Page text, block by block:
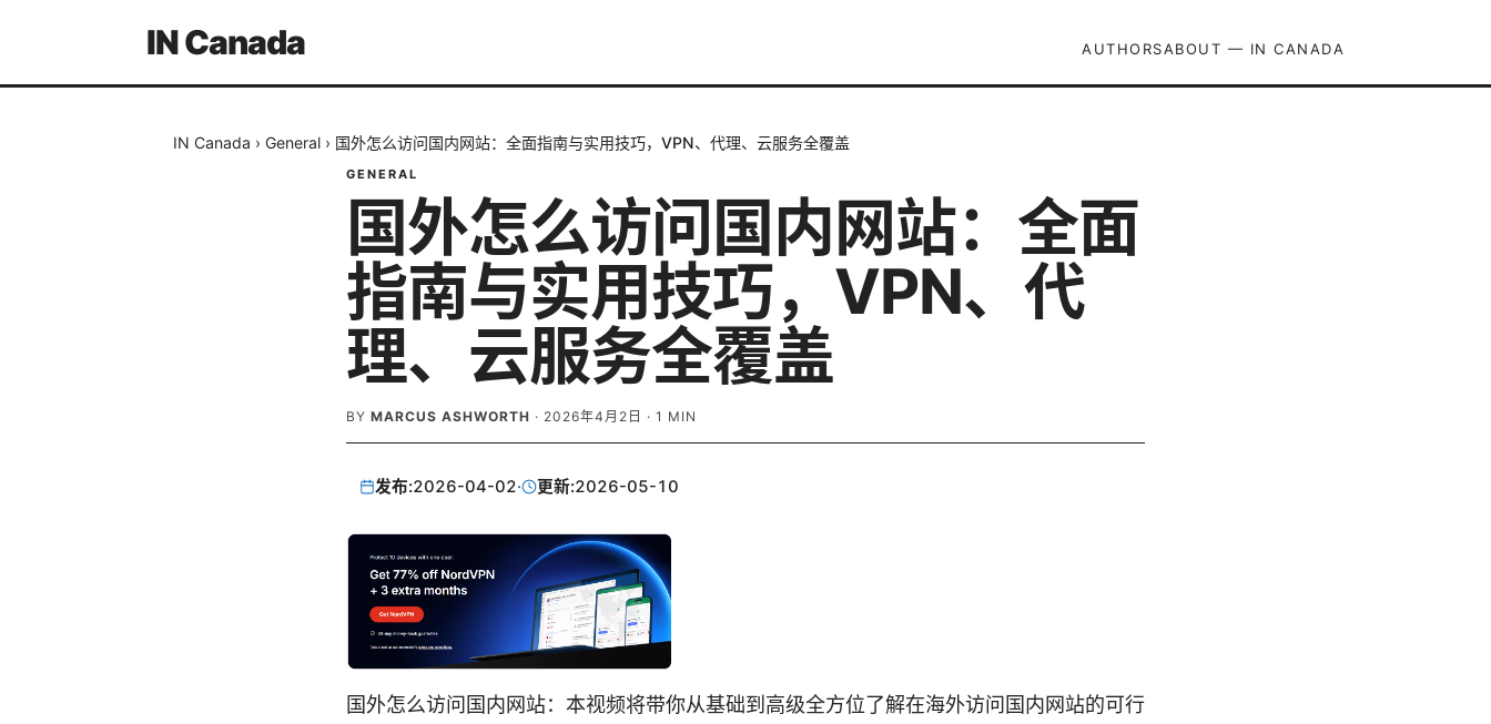
IN Canada AUTHORSABOUT — IN CANADA
IN Canada › General › 国外怎么访问国内网站：全面指南与实用技巧，VPN、代理、云服务全覆盖
GENERAL
国外怎么访问国内网站：全面
指南与实用技巧，VPN、代
理、云服务全覆盖
BY MARCUS ASHWORTH · 2026年4月2日 · 1 MIN
发布:2026-04-02· 更新:2026-05-10
国外怎么访问国内网站：本视频将带你从基础到高级全方位了解在海外访问国内网站的可行